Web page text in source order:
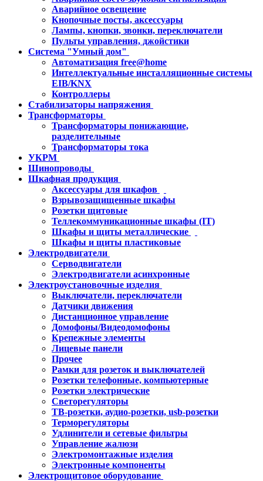
Аварийное освещение
Кнопочные посты, аксессуары
Лампы, кнопки, звонки, переключатели
Пульты управления, джойстики
Система "Умный дом"
Автоматизация free@home
Интеллектуальные инсталляционные системы
EIB/KNX
Контроллеры
Стабилизаторы напряжения
Трансформаторы
Трансформаторы понижающие,
разделительные
Трансформаторы тока
УКРМ
Шинопроводы
Шкафная продукция
Аксессуары для шкафов
Взрывозащищенные шкафы
Розетки щитовые
Теллекоммуникационные шкафы (IT)
Шкафы и щиты металлические
Шкафы и щиты пластиковые
Электродвигатели
Серводвигатели
Электродвигатели асинхронные
Электроустановочные изделия
Выключатели, переключатели
Датчики движения
Дистанционное управление
Домофоны/Видеодомофоны
Крепежные элементы
Лицевые панели
Прочее
Рамки для розеток и выключателей
Розетки телефонные, компьютерные
Розетки электрические
Светорегуляторы
ТВ-розетки, аудио-розетки, usb-розетки
Терморегуляторы
Удлинители и сетевые фильтры
Управление жалюзи
Электромонтажные изделия
Электронные компоненты
Электрощитовое оборудование